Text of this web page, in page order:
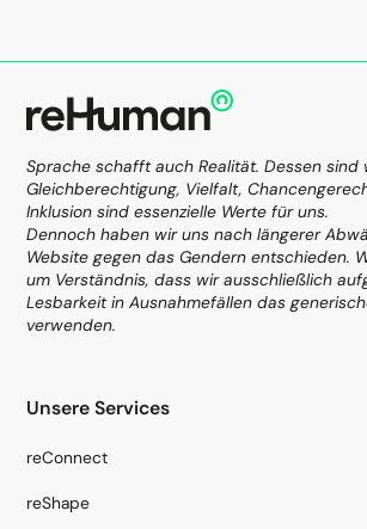
Sprache schafft auch Realität. Dessen sind
Gleichberechtigung, Vielfalt,
Inklusion sind essenzielle Werte für uns.
Dennoch haben wir uns nach längerer
Website gegen das Gendern entschieden.
um Verständnis, dass wir ausschließlich
Lesbarkeit in Ausnahmefällen das
verwenden.
Unsere Services
reConnect
reShape